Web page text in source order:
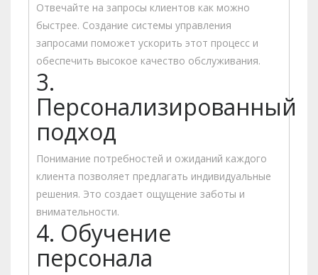
Отвечайте на запросы клиентов как можно
быстрее. Создание системы управления
запросами поможет ускорить этот процесс и
обеспечить высокое качество обслуживания.
3.
Персонализированный
подход
Понимание потребностей и ожиданий каждого
клиента позволяет предлагать индивидуальные
решения. Это создает ощущение заботы и
внимательности.
4. Обучение
персонала